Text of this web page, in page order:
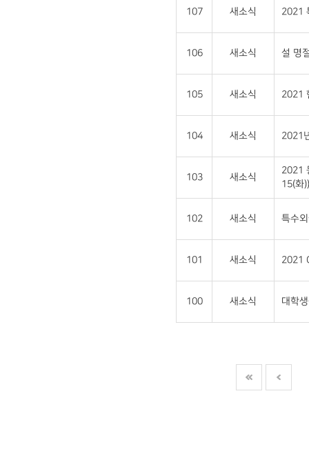
107 새소식 2021
106 새소식 설 명
105 새소식 2021
104 새소식 2021
103 새소식
2021
15(화))
102 새소식 특수
101 새소식 2021
100 새소식 대학